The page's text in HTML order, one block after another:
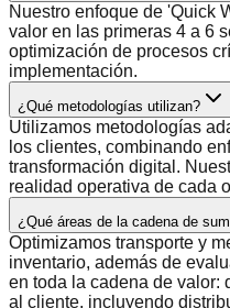
Nuestro enfoque de 'Quick
valor en las primeras 4 a 6
optimización de procesos
implementación.
¿Qué metodologías utilizan?
Utilizamos metodologías
los clientes, combinando
transformación digital.
realidad operativa de cada
¿Qué áreas de la cadena de
Optimizamos transporte y
inventario, además de
en toda la cadena de valor:
al cliente, incluyendo